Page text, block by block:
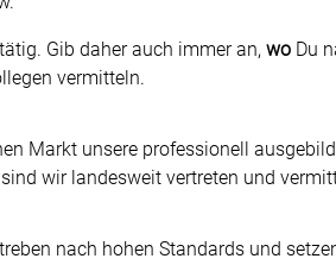
Gib daher auch immer an, wo Du
vermitteln.
Markt unsere professionell
wir landesweit vertreten und
nach hohen Standards und